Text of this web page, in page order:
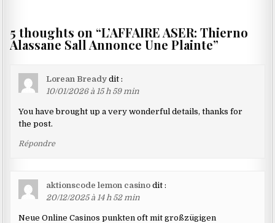
5 thoughts on “L’AFFAIRE ASER: Thierno
Alassane Sall Annonce Une Plainte”
Lorean Bready dit :
10/01/2026 à 15 h 59 min
You have brought up a very wonderful details, thanks for
the post.
Répondre
aktionscode lemon casino dit :
20/12/2025 à 14 h 52 min
Neue Online Casinos punkten oft mit großzügigen